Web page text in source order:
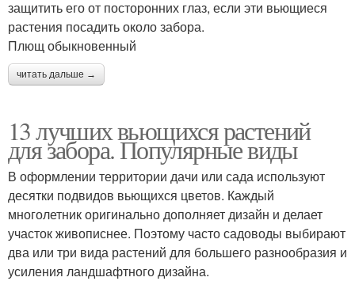
защитить его от посторонних глаз, если эти вьющиеся
растения посадить около забора.
Плющ обыкновенный
читать дальше →
13 лучших вьющихся растений
для забора. Популярные виды
В оформлении территории дачи или сада используют
десятки подвидов вьющихся цветов. Каждый
многолетник оригинально дополняет дизайн и делает
участок живописнее. Поэтому часто садоводы выбирают
два или три вида растений для большего разнообразия и
усиления ландшафтного дизайна.